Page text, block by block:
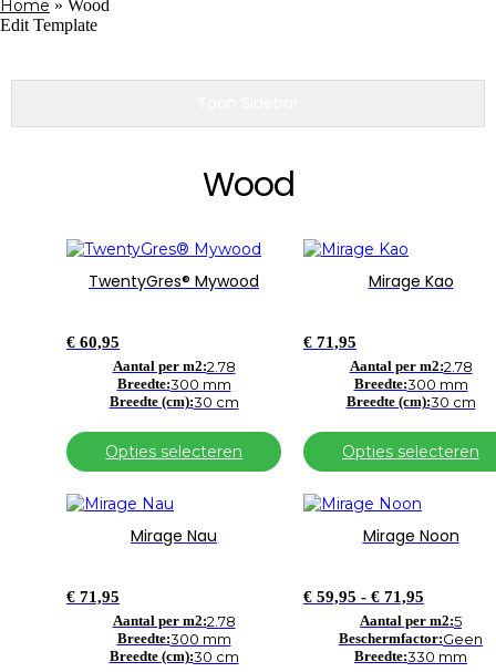
Home » Wood
Edit Template
Wood
TwentyGres® Mywood
€ 60,95
Aantal per m2:2.78
Breedte:300 mm
Breedte (cm):30 cm
Opties selecteren
Dit
heeft
Deze
gekozen
op
de
Mirage Kao
€ 71,95
Aantal per m2:2.78
Breedte:300 mm
Breedte (cm):30 cm
Opties selecteren
Dit
Deze
gekozen
op
de
Mirage Nau
€ 71,95
Aantal per m2:2.78
Breedte:300 mm
Breedte (cm):30 cm
Dit
Deze
gekozen
Mirage Noon
€ 59,95 - € 71,95
€ 59,95
tot
€ 71,95
Aantal per m2:5
Beschermfactor:Geen
Breedte:330 mm
Dit
Deze
gekozen